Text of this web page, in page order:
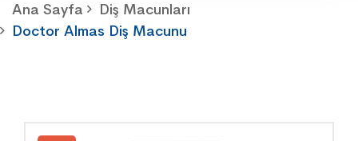
Ana Sayfa
Diş Macunları
Doctor Almas Diş Macunu